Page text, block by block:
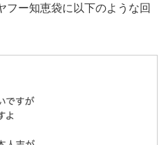
ー知恵袋に以下のような回